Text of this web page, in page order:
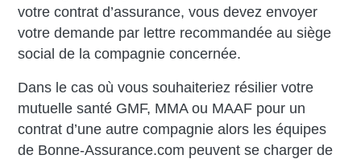
votre contrat d’assurance, vous devez envoyer
votre demande par lettre recommandée au siège
social de la compagnie concernée.
Dans le cas où vous souhaiteriez résilier votre
mutuelle santé GMF, MMA ou MAAF pour un
contrat d’une autre compagnie alors les équipes
de Bonne-Assurance.com peuvent se charger de